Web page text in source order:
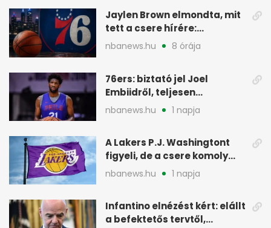
Jaylen Brown elmondta, mit
tett a csere hírére:
elhajította a telefonját
nbanews.hu 8 órája
76ers: biztató jel Joel
Embiidről, teljesen
egészségesen készül
nbanews.hu 1 napja
A Lakers P.J. Washingtont
figyeli, de a csere komoly
akadályokba ütközhet
nbanews.hu 1 napja
Infantino elnézést kért: elállt
a befektetős tervtől,